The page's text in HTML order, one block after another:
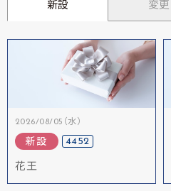
新設 変更
2026/08/05（水）
新設 4452
花王